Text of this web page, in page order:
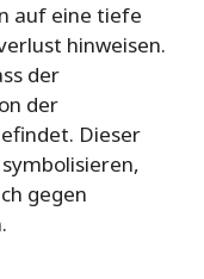
auf eine tiefe
hinweisen.
der
der
Dieser
gegen